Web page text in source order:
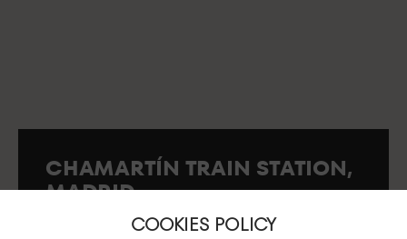
COOKIES POLICY
CHAMARTÍN TRAIN STATION,
MADRID
First Floor s/n. 28036. Madrid..